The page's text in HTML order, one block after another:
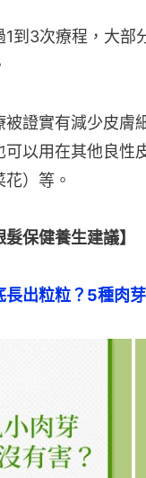
1到3次療程，大
證實有減少皮膚
以用在其他良性
）等。
保健養生建議】
長出粒粒？5種肉